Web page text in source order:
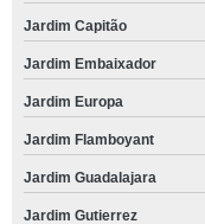
Jardim Capitão
Jardim Embaixador
Jardim Europa
Jardim Flamboyant
Jardim Guadalajara
Jardim Gutierrez